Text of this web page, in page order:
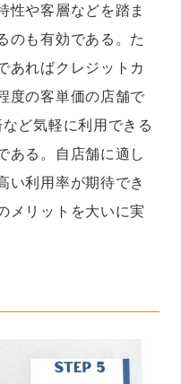
性や客層などを踏ま
のも有効である。た
あればクレジットカ
度の客単価の店舗で
ど気軽に利用できる
ある。自店舗に適し
い利用率が期待でき
メリットを大いに実